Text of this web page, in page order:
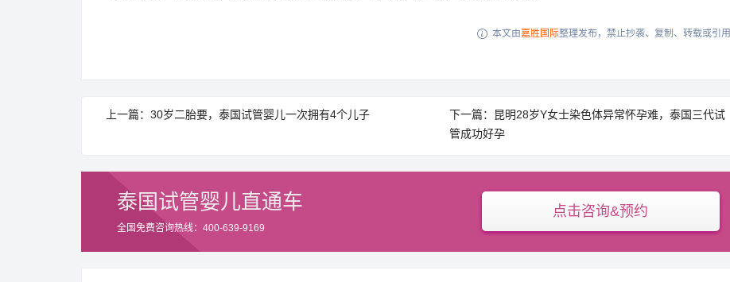
 本文由嘉胜国际整理发布，禁止抄袭、复制、转载或引用
上一篇：30岁二胎要，泰国试管婴儿一次拥有4个儿子
下一篇：昆明28岁Y女士染色体异常怀孕难，泰国三代试
管成功好孕
泰国试管婴儿直通车
全国免费咨询热线：400-639-9169
点击咨询&预约